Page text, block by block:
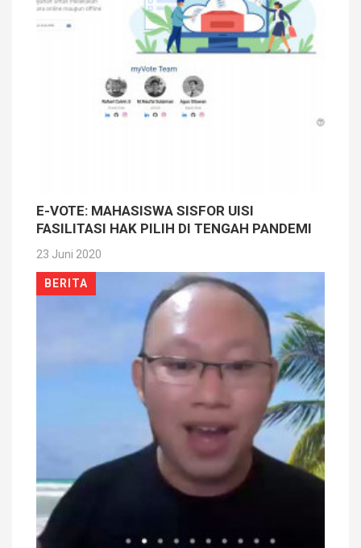
E-VOTE: MAHASISWA SISFOR UISI
FASILITASI HAK PILIH DI TENGAH PANDEMI
23 Juni 2020
BERITA